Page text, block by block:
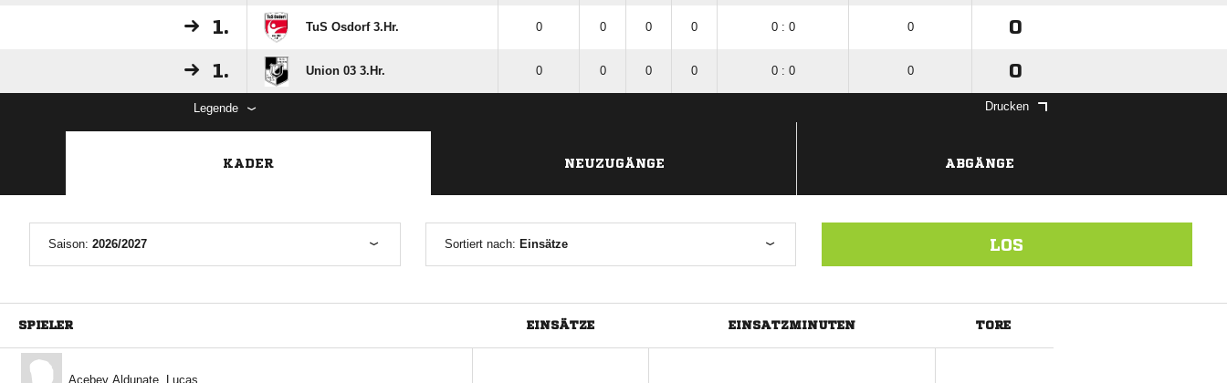
1. TuS Osdorf 3.Hr. 0 0 0 0 0 : 0 0 0
1. Union 03 3.Hr. 0 0 0 0 0 : 0 0 0
Legende Drucken
KADER NEUZUGÄNGE ABGÄNGE
Saison: 2026/2027 Sortiert nach: Einsätze LOS
SPIELER EINSÄTZE EINSATZMINUTEN TORE
  